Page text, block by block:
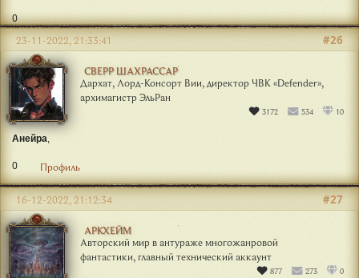
0
СВЕРР ШАХРАССАР
Дархат, Лорд-Консорт Вии, директор ЧВК «Defender»,
архимагистр ЭльРан
3172 534 10
#26
23-11-2022, 21:33:41
Анейра,
0 Профиль
АРКХЕЙМ
Авторский мир в антураже многожанровой
фантастики, главный технический аккаунт
877 273 0
#27
16-12-2022, 21:12:34